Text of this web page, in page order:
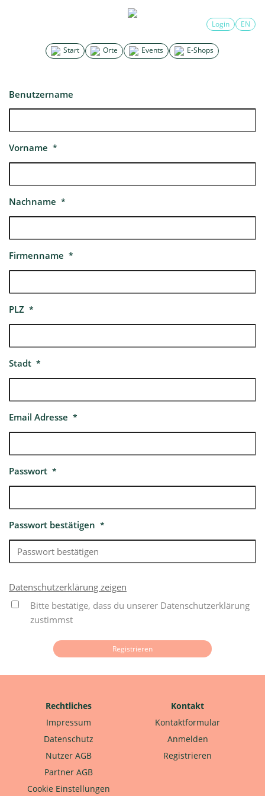
Start Orte Events E-Shops
Login EN
Benutzername
Vorname *
Nachname *
Firmenname *
PLZ *
Stadt *
Email Adresse *
Passwort *
Passwort bestätigen *
Datenschutzerklärung zeigen
Bitte bestätige, dass du unserer Datenschutzerklärung
zustimmst
Rechtliches
Impressum
Datenschutz
Nutzer AGB
Partner AGB
Cookie Einstellungen
Kontakt
Kontaktformular
Anmelden
Registrieren